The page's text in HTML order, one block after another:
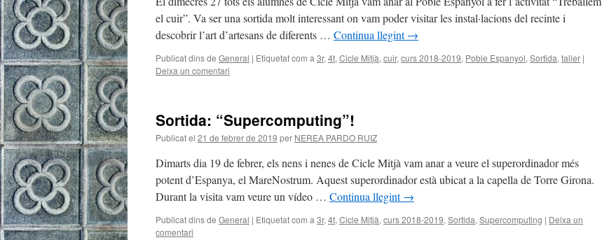
el cuir”. Va ser una sortida molt interessant on vam poder visitar les instal·lacions del recinte i
descobrir l’art d’artesans de diferents … Continua llegint→
Publicat dins de General | Etiquetat com a 3r, 4t, Cicle Mitjà, cuir, curs 2018-2019, Poble Espanyol, Sortida, taller |
Deixa un comentari
Sortida: “Supercomputing”!
Publicat el 21 de febrer de 2019 per NEREA PARDO RUIZ
Dimarts dia 19 de febrer, els nens i nenes de Cicle Mitjà vam anar a veure el superordinador més
potent d’Espanya, el MareNostrum. Aquest superordinador està ubicat a la capella de Torre Girona.
Durant la visita vam veure un vídeo … Continua llegint→
Publicat dins de General | Etiquetat com a 3r, 4t, Cicle Mitjà, curs 2018-2019, Sortida, Supercomputing | Deixa un
comentari